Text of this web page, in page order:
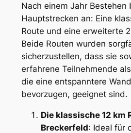
Nach einem Jahr Bestehen
Hauptstrecken an: Eine
Route und eine erweiterte
Beide Routen wurden
sicherzustellen, dass sie
erfahrene Teilnehmende
die eine entspanntere
bevorzugen, geeignet sind.
Die klassische 12 km
Breckerfeld: Ideal für